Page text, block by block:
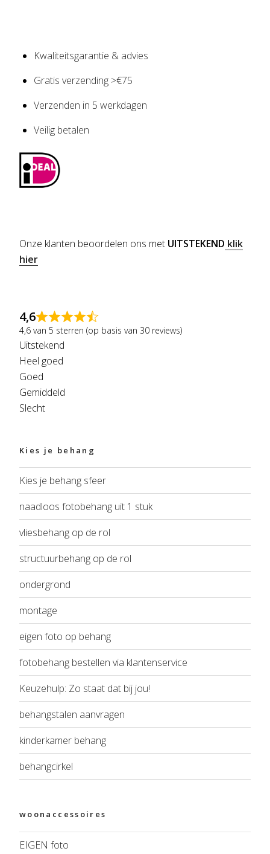
Kwaliteitsgarantie & advies
Gratis verzending >€75
Verzenden in 5 werkdagen
Veilig betalen
Onze klanten beoordelen ons met UITSTEKEND klik
hier
4,6
4,6 van 5 sterren (op basis van 30 reviews)
Uitstekend
Heel goed
Goed
Gemiddeld
Slecht
Kies je behang
Kies je behang sfeer
naadloos fotobehang uit 1 stuk
vliesbehang op de rol
structuurbehang op de rol
ondergrond
montage
eigen foto op behang
fotobehang bestellen via klantenservice
Keuzehulp: Zo staat dat bij jou!
behangstalen aanvragen
kinderkamer behang
behangcirkel
woonaccessoires
EIGEN foto